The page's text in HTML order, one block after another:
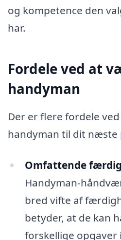
og kompetence den
har.
Fordele ved at
handyman
Der er flere fordele
handyman til dit næste
Omfattende
Handyman-
bred vifte af
betyder, at de kan
forskellige opgaver